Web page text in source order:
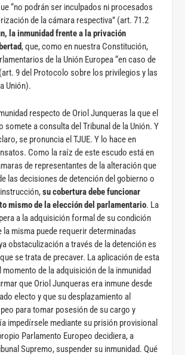
“no podrán ser inculpados ni procesados
de la cámara respectiva” (art. 71.2
la inmunidad frente a la privación
, que, como en nuestra Constitución,
de la Unión Europea “en caso de
9 del Protocolo sobre los privilegios y las
Unión).
respecto de Oriol Junqueras la que el
somete a consulta del Tribunal de la Unión. Y
se pronuncia el TJUE. Y lo hace en
Como la raíz de este escudo está en
de representantes de la alteración que
las decisiones de detención del gobierno o
su cobertura debe funcionar
mismo de la elección del parlamentario. La
a la adquisición formal de su condición
misma puede requerir determinadas
obstaculización a través de la detención es
se trata de precaver. La aplicación de esta
de la adquisición de la inmunidad
que Oriol Junqueras era inmune desde
electo y que su desplazamiento al
para tomar posesión de su cargo y
impedírsele mediante su prisión provisional
Parlamento Europeo decidiera, a
Supremo, suspender su inmunidad. Qué